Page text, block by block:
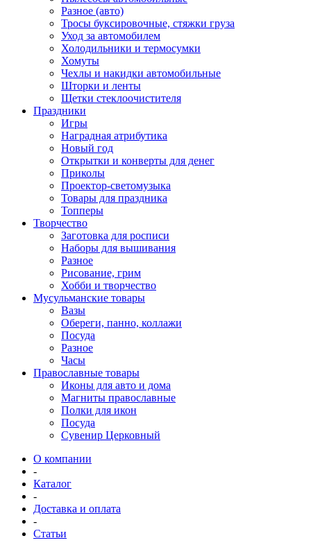
Разное (авто)
Тросы буксировочные, стяжки груза
Уход за автомобилем
Холодильники и термосумки
Хомуты
Чехлы и накидки автомобильные
Шторки и ленты
Щетки стеклоочистителя
Праздники
Игры
Наградная атрибутика
Новый год
Открытки и конверты для денег
Приколы
Проектор-светомузыка
Товары для праздника
Топперы
Творчество
Заготовка для росписи
Наборы для вышивания
Разное
Рисование, грим
Хобби и творчество
Мусульманские товары
Вазы
Обереги, панно, коллажи
Посуда
Разное
Часы
Православные товары
Иконы для авто и дома
Магниты православные
Полки для икон
Посуда
Сувенир Церковный
О компании
-
Каталог
-
Доставка и оплата
-
Статьи